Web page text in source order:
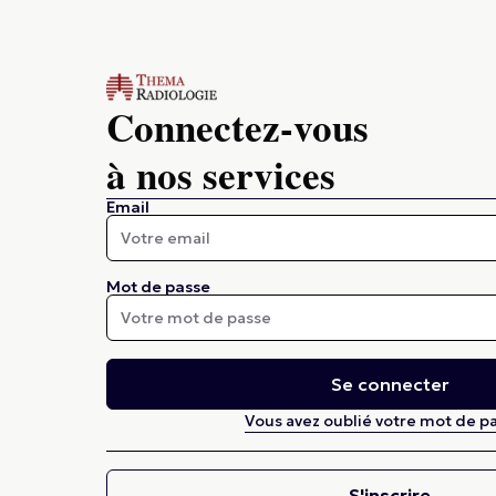
Connectez-vous
à nos services
Email
Mot de passe
Se connecter
Vous avez oublié votre mot de